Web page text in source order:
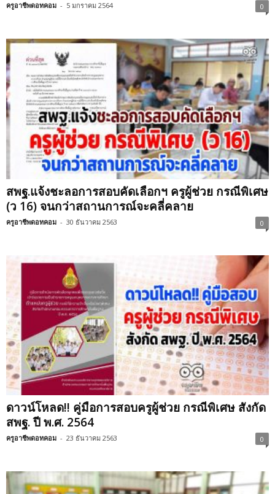
ครูอาชีพดอทคอม - 5 มกราคม 2564 0
สพฐ.แจ้งชะลอการสอบคัดเลือกฯ ครูผู้ช่วย กรณีพิเศษ
(ว 16) จนกว่าสถานการณ์จะคลี่คลาย
ครูอาชีพดอทคอม - 30 ธันวาคม 2563 0
ดาวน์โหลด!! คู่มือการสอบครูผู้ช่วย กรณีพิเศษ สังกัด
สพฐ. ปี พ.ศ. 2564
ครูอาชีพดอทคอม - 23 ธันวาคม 2563 0